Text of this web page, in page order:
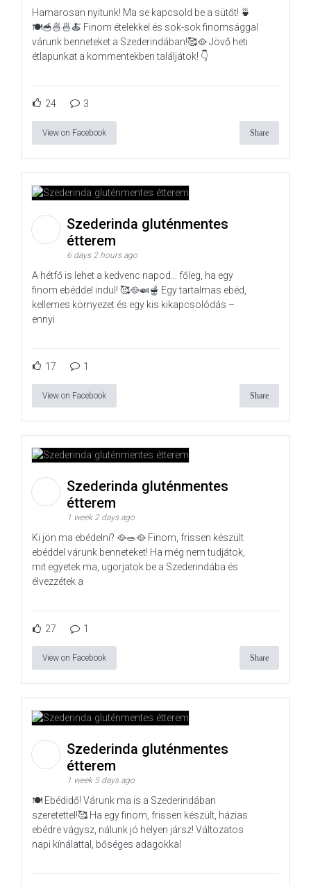
Hamarosan nyitunk! Ma se kapcsold be a sütőt! 🍵
🍽️🥣🍜🍜🍝 Finom ételekkel és sok-sok finomsággal
várunk benneteket a Szederindában!🥰🥘 Jövő heti
étlapunkat a kommentekben találjátok! 👇
24 3
View on Facebook Share
Szederinda gluténmentes
étterem
6 days 2 hours ago
A hétfő is lehet a kedvenc napod… főleg, ha egy
finom ebéddel indul! 🥰🥘🍛🫕 Egy tartalmas ebéd,
kellemes környezet és egy kis kikapcsolódás –
ennyi
17 1
View on Facebook Share
Szederinda gluténmentes
étterem
1 week 2 days ago
Ki jön ma ebédelni? 🥘🥗🥘 Finom, frissen készült
ebéddel várunk benneteket! Ha még nem tudjátok,
mit egyetek ma, ugorjatok be a Szederindába és
élvezzétek a
27 1
View on Facebook Share
Szederinda gluténmentes
étterem
1 week 5 days ago
🍽️ Ebédidő! Várunk ma is a Szederindában
szeretettel!🥰 Ha egy finom, frissen készült, házias
ebédre vágysz, nálunk jó helyen jársz! Változatos
napi kínálattal, bőséges adagokkal